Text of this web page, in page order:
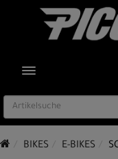
TOGGLE NAVIGATION
BIKES E-BIKES